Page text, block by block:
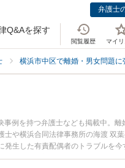
弁護士
Q&Aを探す
閲覧履歴 マイリ
横浜市中区で離婚・男女問題に
例を持つ弁護士なども掲載中。離
や横浜合同法律事務所の海渡 双
生した有責配偶者のトラブルを今
きる横浜市中区内の弁護士に相談